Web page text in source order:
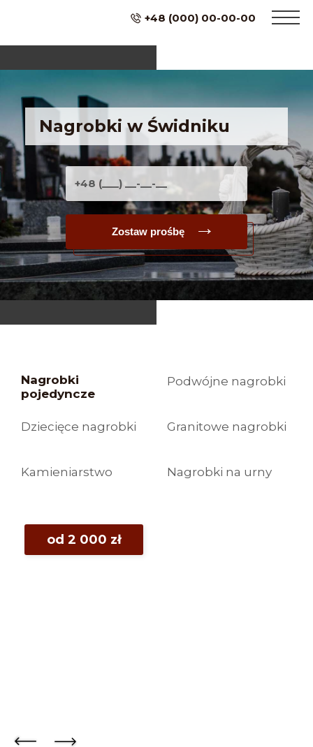
+48 (000) 00-00-00
Nagrobki w Świdniku
Zostaw prośbę
Nagrobki
pojedyncze
Podwójne nagrobki
Dziecięce nagrobki Granitowe nagrobki
Kamieniarstwo Nagrobki na urny
od 2 000 zł